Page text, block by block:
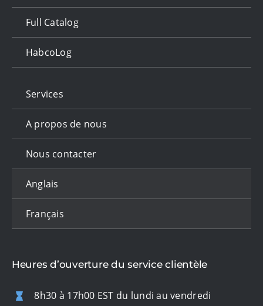
Full Catalog
HabcoLog
Services
A propos de nous
Nous contacter
Anglais
Français
Heures d’ouverture du service clientèle
8h30 à 17h00 EST du lundi au vendredi